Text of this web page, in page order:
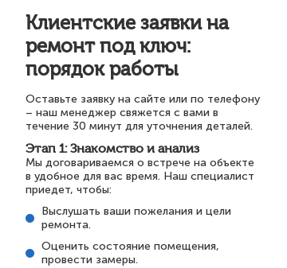
Клиентские заявки на
ремонт под ключ:
порядок работы
Оставьте заявку на сайте или по телефону
– наш менеджер свяжется с вами в
течение 30 минут для уточнения деталей.
Этап 1: Знакомство и анализ
Мы договариваемся о встрече на объекте
в удобное для вас время. Наш специалист
приедет, чтобы:
Выслушать ваши пожелания и цели
ремонта.
Оценить состояние помещения,
провести замеры.